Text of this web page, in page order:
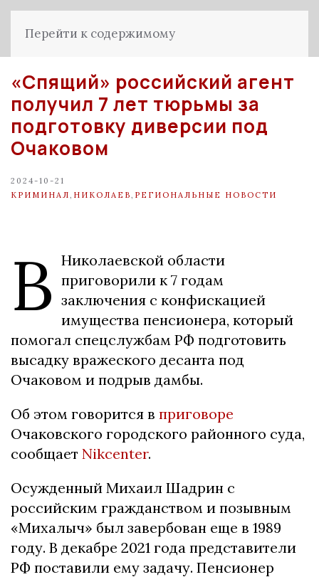
Перейти к содержимому
«Спящий» российский агент
получил 7 лет тюрьмы за
подготовку диверсии под
Очаковом
2024-10-21
КРИМИНАЛ НИКОЛАЕВ РЕГИОНАЛЬНЫЕ НОВОСТИ
В Николаевской области
приговорили к 7 годам
заключения с конфискацией
имущества пенсионера, который
помогал спецслужбам РФ подготовить
высадку вражеского десанта под
Очаковом и подрыв дамбы.
Об этом говорится в приговоре
Очаковского городского районного суда,
сообщает Nikcenter.
Осужденный Михаил Шадрин с
российским гражданством и позывным
«Михалыч» был завербован еще в 1989
году. В декабре 2021 года представители
РФ поставили ему задачу. Пенсионер